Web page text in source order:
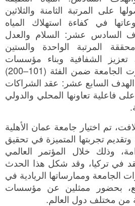
على المرتبة الثامنة والثلاثين
في كفاءة استهلاك المياه
السادس عشر: السلام والعدل
المرتبة الواحدة والستين
تعزيز الشفافية وبناء مؤسسات
تعليمية فعالة، وكما برزت الجامعة ضمن الفئة (101–200)
السابع عشر: عقد الشراكات
فاعلية تعاونها المحلي والدولي
تم اختيار جامعة عمان الأهلية
وتقديم تجربتها المتميزة في تحقيق
وذلك خلال المؤتمر العالمي
في تركيا، وقد شكل هذا الحدث
الجامعة وممارساتها الريادية في
بحضور ممثلين عن مؤسسات
من مختلف دول العالم.